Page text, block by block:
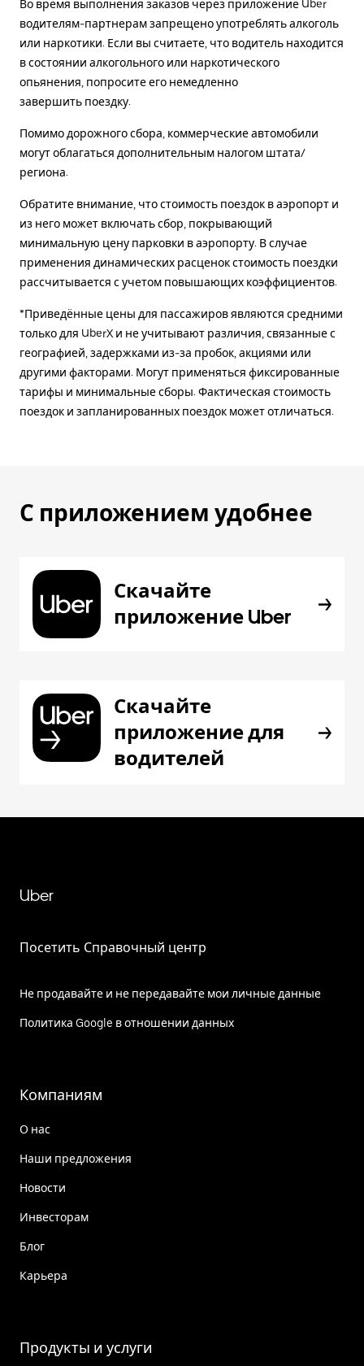
Во время выполнения заказов через приложение Uber
водителям-партнерам запрещено употреблять алкоголь
или наркотики. Если вы считаете, что водитель находится
в состоянии алкогольного или наркотического
опьянения, попросите его немедленно
завершить поездку.
Помимо дорожного сбора, коммерческие автомобили
могут облагаться дополнительным налогом штата/
региона.
Обратите внимание, что стоимость поездок в аэропорт и
из него может включать сбор, покрывающий
минимальную цену парковки в аэропорту. В случае
применения динамических расценок стоимость поездки
рассчитывается с учетом повышающих коэффициентов.
*Приведённые цены для пассажиров являются средними
только для UberX и не учитывают различия, связанные с
географией, задержками из-за пробок, акциями или
другими факторами. Могут применяться фиксированные
тарифы и минимальные сборы. Фактическая стоимость
поездок и запланированных поездок может отличаться.
С приложением удобнее
Скачайте
приложение Uber
Скачайте
приложение для
водителей
Uber
Посетить Справочный центр
Не продавайте и не передавайте мои личные данные
Политика Google в отношении данных
Компаниям
О нас
Наши предложения
Новости
Инвесторам
Блог
Карьера
Продукты и услуги